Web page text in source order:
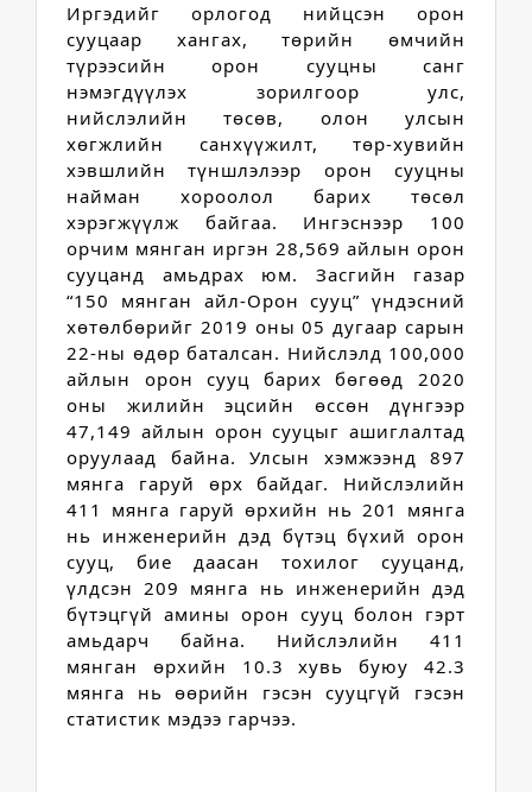
Иргэдийг орлогод нийцсэн орон
сууцаар хангах, төрийн өмчийн
түрээсийн орон сууцны санг
нэмэгдүүлэх зорилгоор улс,
нийслэлийн төсөв, олон улсын
хөгжлийн санхүүжилт, төр-хувийн
хэвшлийн түншлэлээр орон сууцны
найман хороолол барих төсөл
хэрэгжүүлж байгаа. Ингэснээр 100
орчим мянган иргэн 28,569 айлын орон
сууцанд амьдрах юм. Засгийн газар
“150 мянган айл-Орон сууц” үндэсний
хөтөлбөрийг 2019 оны 05 дугаар сарын
22-ны өдөр баталсан. Нийслэлд 100,000
айлын орон сууц барих бөгөөд 2020
оны жилийн эцсийн өссөн дүнгээр
47,149 айлын орон сууцыг ашиглалтад
оруулаад байна. Улсын хэмжээнд 897
мянга гаруй өрх байдаг. Нийслэлийн
411 мянга гаруй өрхийн нь 201 мянга
нь инженерийн дэд бүтэц бүхий орон
сууц, бие даасан тохилог сууцанд,
үлдсэн 209 мянга нь инженерийн дэд
бүтэцгүй амины орон сууц болон гэрт
амьдарч байна. Нийслэлийн 411
мянган өрхийн 10.3 хувь буюу 42.3
мянга нь өөрийн гэсэн сууцгүй гэсэн
статистик мэдээ гарчээ.